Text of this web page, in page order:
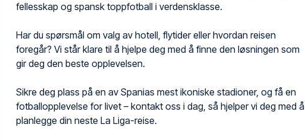
fellesskap og spansk toppfotball i verdensklasse.
Har du spørsmål om valg av hotell, flytider eller hvordan reisen
foregår? Vi står klare til å hjelpe deg med å finne den løsningen som
gir deg den beste opplevelsen.
Sikre deg plass på en av Spanias mest ikoniske stadioner, og få en
fotballopplevelse for livet – kontakt oss i dag, så hjelper vi deg med å
planlegge din neste La Liga-reise.